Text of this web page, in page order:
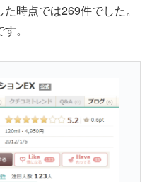
時点では269件でした。
。